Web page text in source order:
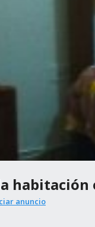
habitación
anuncio